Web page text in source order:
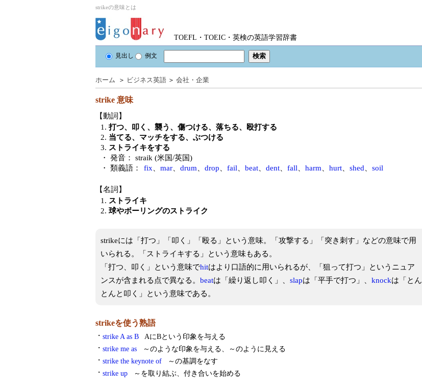
strikeの意味とは
TOEFL・TOEIC・英検の英語学習辞書
見出し 例文
ホーム ＞ ビジネス英語 ＞ 会社・企業
strike 意味
【動詞】
1.打つ、叩く、襲う、傷つける、落ちる、殴打する
2. 当てる、マッチをする、ぶつける
3. ストライキをする
・ 発音：
straik (米国/英国)
・ 類義語：
fix mar drum drop fail beat dent fall harm hurt shed soil
【名詞】
1. ストライキ
2. 球やボーリングのストライク
strikeには「打つ」「叩く」「殴る」という意味。「攻撃する」「突き刺す」などの意味で用
いられる。「ストライキする」という意味もある。
「打つ、叩く」という意味でhitはより口語的に用いられるが、「狙って打つ」というニュア
ンスが含まれる点で異なる。 beatは「繰り返し叩く」、 slapは「平手で打つ」、 knockは「とん
とんと叩く」という意味である。
strikeを使う熟語
・ strike A as B
AにBという印象を与える
・ strike me as
～のような印象を与える、～のように見える
・ strike the keynote of
～の基調をなす
・ strike up ～を取り結ぶ、付き合いを始める